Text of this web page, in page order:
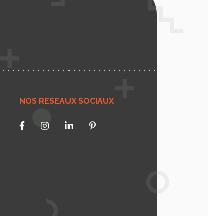
NOS RESEAUX SOCIAUX